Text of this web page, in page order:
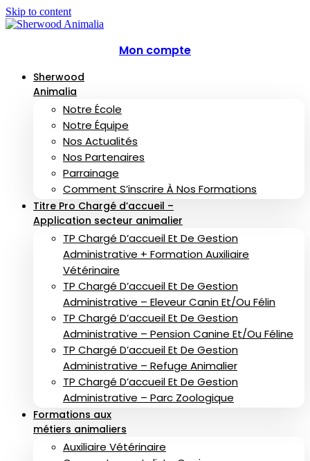
Skip to content
Mon compte
Sherwood
Animalia
Notre École
Notre Équipe
Nos Actualités
Nos Partenaires
Parrainage
Comment S’inscrire À Nos Formations
Titre Pro Chargé d’accueil –
Application secteur animalier
TP Chargé D’accueil Et De Gestion
Administrative + Formation Auxiliaire
Vétérinaire
TP Chargé D’accueil Et De Gestion
Administrative – Eleveur Canin Et/ou Félin
TP Chargé D’accueil Et De Gestion
Administrative – Pension Canine Et/ou Féline
TP Chargé D’accueil Et De Gestion
Administrative – Refuge Animalier
TP Chargé D’accueil Et De Gestion
Administrative – Parc Zoologique
Formations aux
métiers animaliers
Auxiliaire Vétérinaire